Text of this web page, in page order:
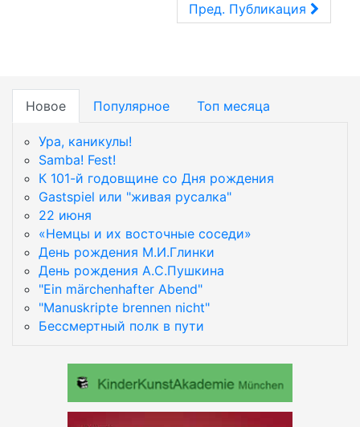
Пред. Публикация
Новое Популярное Топ месяца
Ура, каникулы!
Samba! Fest!
К 101-й годовщине со Дня рождения
Gastspiel или "живая русалка"
22 июня
«Немцы и их восточные соседи»
День рождения М.И.Глинки
День рождения А.С.Пушкина
"Ein märchenhafter Abend"
"Manuskripte brennen nicht"
Бессмертный полк в пути